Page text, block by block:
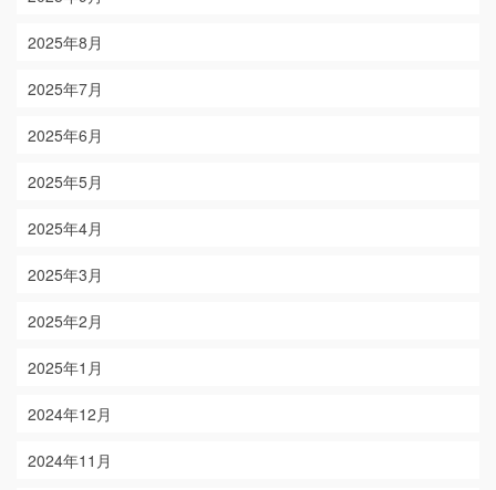
2025年8月
2025年7月
2025年6月
2025年5月
2025年4月
2025年3月
2025年2月
2025年1月
2024年12月
2024年11月